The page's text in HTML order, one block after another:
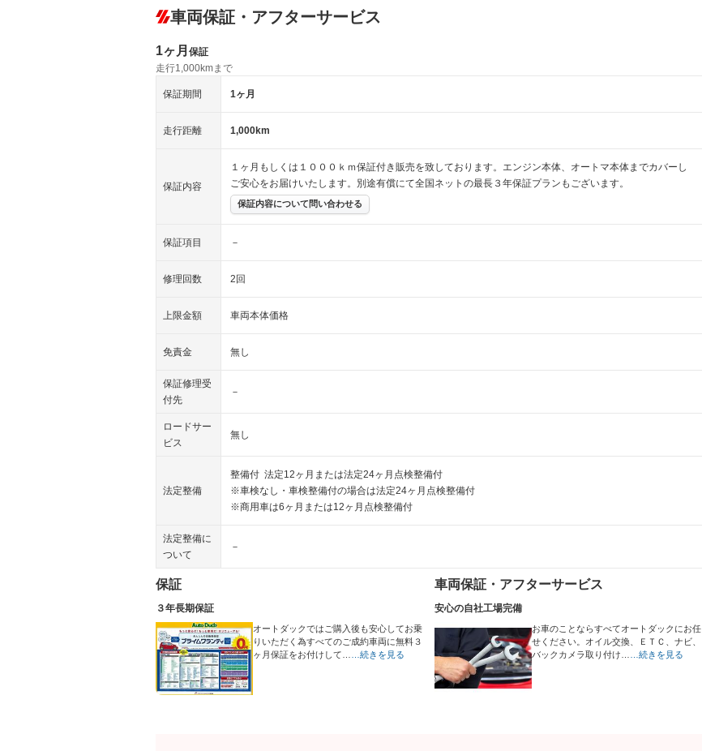
車両保証・アフターサービス
1ヶ月 保証
走行1,000kmまで
保証期間 1ヶ月
走行距離 1,000km
保証内容
１ヶ月もしくは１０００ｋｍ保証付き販売を致しております。エンジン本体、オートマ本体までカバーし
ご安心をお届けいたします。別途有償にて全国ネットの最長３年保証プランもございます。
保証内容について問い合わせる
保証項目 －
修理回数 2回
上限金額 車両本体価格
免責金 無し
保証修理受
付先
－
ロードサー
ビス
無し
法定整備
整備付 法定12ヶ月または法定24ヶ月点検整備付
※車検なし・車検整備付の場合は法定24ヶ月点検整備付
※商用車は6ヶ月または12ヶ月点検整備付
法定整備に
ついて
－
保証
３年長期保証
オートダックではご購入後も安心してお乗
りいただく為すべてのご成約車両に無料３
ヶ月保証をお付けして…
…続きを見る
車両保証・アフターサービス
安心の自社工場完備
お車のことならすべてオートダックにお任
せください。オイル交換、ＥＴＣ、ナビ、
バックカメラ取り付け…
…続きを見る